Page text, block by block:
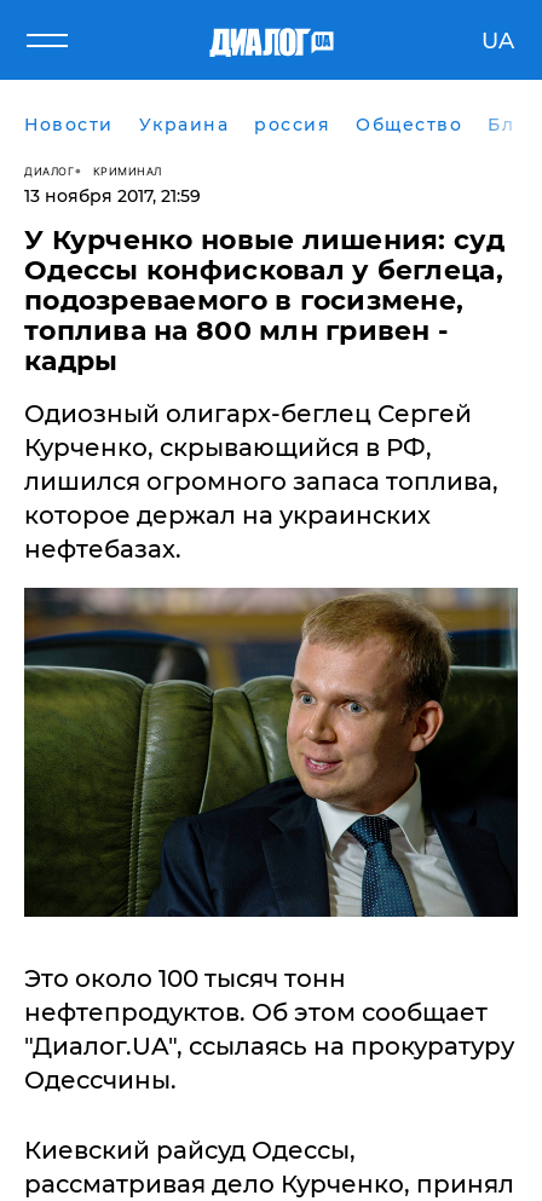
UA
Новости Украина россия Общество
ДИАЛОГ КРИМИНАЛ
13 ноября 2017, 21:59
​У Курченко новые лишения: суд
Одессы конфисковал у беглеца,
подозреваемого в госизмене,
топлива на 800 млн гривен -
кадры
Одиозный олигарх-беглец Сергей
Курченко, скрывающийся в РФ,
лишился огромного запаса топлива,
которое держал на украинских
нефтебазах.
Это около 100 тысяч тонн
нефтепродуктов. Об этом сообщает
"Диалог.UA", ссылаясь на прокуратуру
Одессчины.
Киевский райсуд Одессы,
рассматривая дело Курченко, принял